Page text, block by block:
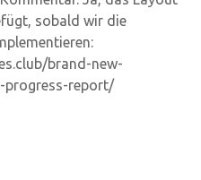
sobald wir die
brand-new-
progress-report/